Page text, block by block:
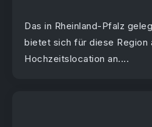
Das in Rheinland-Pfalz
bietet sich für diese Region
Hochzeitslocation an....